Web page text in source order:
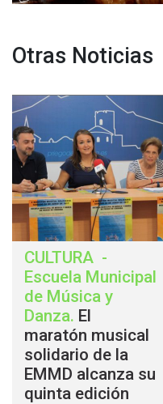
Otras Noticias
CULTURA -
Escuela Municipal
de Música y
Danza. El
maratón musical
solidario de la
EMMD alcanza su
quinta edición